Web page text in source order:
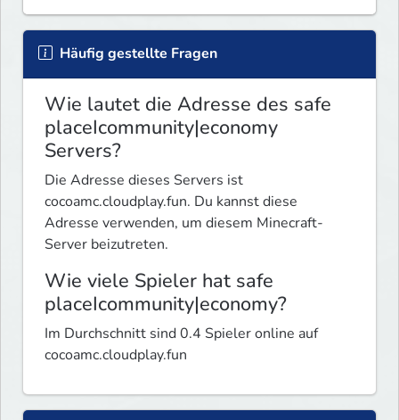
Häufig gestellte Fragen
Wie lautet die Adresse des safe
placeIcommunity|economy
Servers?
Die Adresse dieses Servers ist
cocoamc.cloudplay.fun. Du kannst diese
Adresse verwenden, um diesem Minecraft-
Server beizutreten.
Wie viele Spieler hat safe
placeIcommunity|economy?
Im Durchschnitt sind 0.4 Spieler online auf
cocoamc.cloudplay.fun